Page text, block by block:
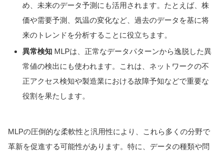
め、未来のデータ予測にも活用されます。たとえば、株
価や需要予測、気温の変化など、過去のデータを基に将
来のトレンドを分析することに役立ちます。
異常検知 MLPは、正常なデータパターンから逸脱した異
常値の検出にも使われます。これは、ネットワークの不
正アクセス検知や製造業における故障予知などで重要な
役割を果たします。
MLPの圧倒的な柔軟性と汎用性により、これら多くの分野で
革新を促進する可能性があります。特に、データの種類や問